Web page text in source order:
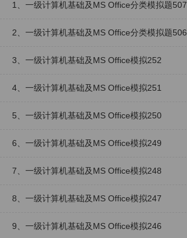
1、一级计算机基础及MS Office分类模拟题507
2、一级计算机基础及MS Office分类模拟题506
3、一级计算机基础及MS Office模拟252
4、一级计算机基础及MS Office模拟251
5、一级计算机基础及MS Office模拟250
6、一级计算机基础及MS Office模拟249
7、一级计算机基础及MS Office模拟248
8、一级计算机基础及MS Office模拟247
9、一级计算机基础及MS Office模拟246